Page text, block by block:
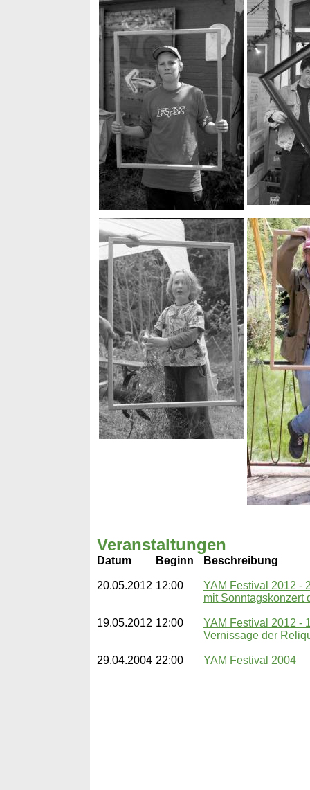
Veranstaltungen
Datum Beginn Beschreibung
20.05.2012 12:00
YAM Festival 2012 -
mit Sonntagskonzert
19.05.2012 12:00
YAM Festival 2012 -
Vernissage der
29.04.2004 22:00 YAM Festival 2004